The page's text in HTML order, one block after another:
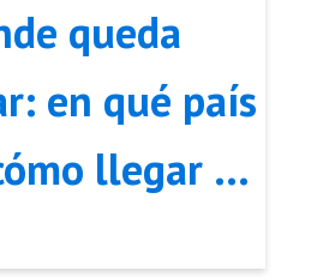
queda
en qué país
llegar y